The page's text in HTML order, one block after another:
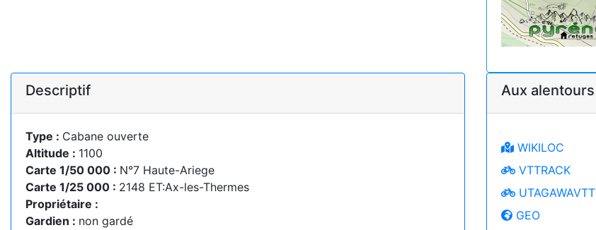
Descriptif
Type : Cabane ouverte
Altitude : 1100
Carte 1/50 000 : N°7 Haute-Ariege
Carte 1/25 000 : 2148 ET:Ax-les-Thermes
Propriétaire :
Gardien : non gardé
Aux alentours
WIKILOC
VTTRACK
UTAGAWAVTT
GEO